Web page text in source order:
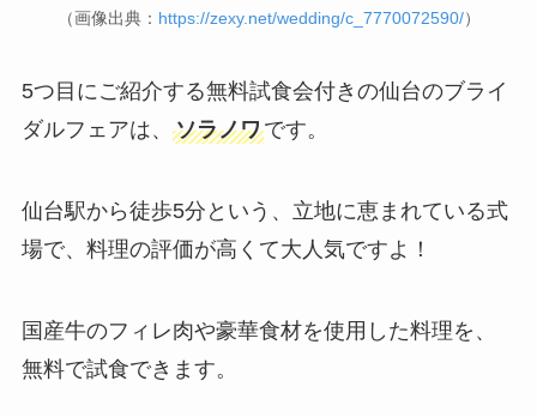
（画像出典： https://zexy.net/wedding/c_7770072590/）
5つ目にご紹介する無料試食会付きの仙台のブライ
ダルフェアは、 ソラノワです。
仙台駅から徒歩5分という、立地に恵まれている式
場で、料理の評価が高くて大人気ですよ！
国産牛のフィレ肉や豪華食材を使用した料理を、
無料で試食できます。